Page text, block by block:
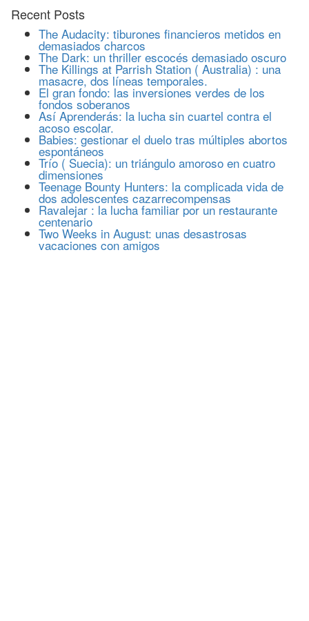
Recent Posts
The Audacity: tiburones financieros metidos en
demasiados charcos
The Dark: un thriller escocés demasiado oscuro
The Killings at Parrish Station ( Australia) : una
masacre, dos líneas temporales.
El gran fondo: las inversiones verdes de los
fondos soberanos
Así Aprenderás: la lucha sin cuartel contra el
acoso escolar.
Babies: gestionar el duelo tras múltiples abortos
espontáneos
Trío ( Suecia): un triángulo amoroso en cuatro
dimensiones
Teenage Bounty Hunters: la complicada vida de
dos adolescentes cazarrecompensas
Ravalejar : la lucha familiar por un restaurante
centenario
Two Weeks in August: unas desastrosas
vacaciones con amigos